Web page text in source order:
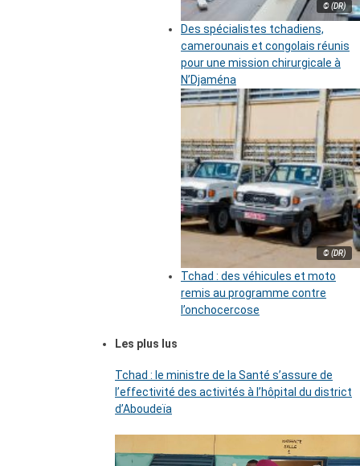
© (DR)
Des spécialistes tchadiens,
camerounais et congolais réunis
pour une mission chirurgicale à
N’Djaména
© (DR)
Tchad : des véhicules et moto
remis au programme contre
l’onchocercose
Les plus lus
Tchad : le ministre de la Santé s’assure de
l’effectivité des activités à l’hôpital du district
d’Aboudeïa